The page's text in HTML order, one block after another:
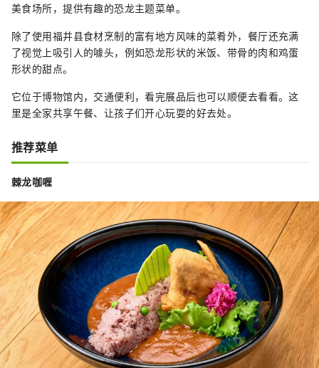
美食场所，提供有趣的恐龙主题菜单。
除了使用福井县食材烹制的富有地方风味的菜肴外，餐厅还充满
了视觉上吸引人的噱头，例如恐龙形状的米饭、带骨的肉和鸡蛋
形状的甜点。
它位于博物馆内，交通便利，看完展品后也可以顺便去看看。这
里是全家共享午餐、让孩子们开心玩耍的好去处。
推荐菜单
棘龙咖喱